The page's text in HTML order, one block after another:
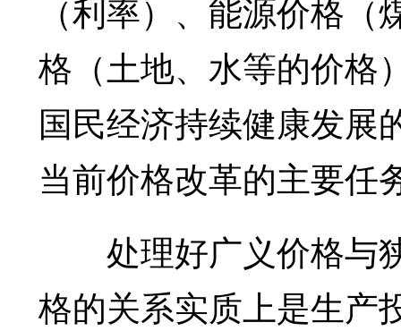
（利率）、能源价格
格（土地、水等的价格
国民经济持续健康发展
当前价格改革的主要任
处理好广义价格与
格的关系实质上是生产